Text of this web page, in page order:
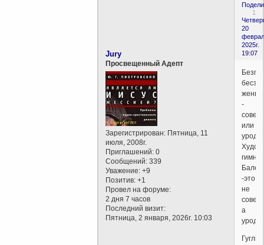
1
20
2025г.
19:07
Jury
Просвещенный Адепт
Зарегистрирован: Пятница, 11
июля, 2008г.
Приглашений: 0
Сообщений: 339
Уважение: +9
Позитив: +1
Провел на форуме:
2 дня 7 часов
Последний визит:
Пятница, 2 января, 2026г. 10:03
-
или
Балет
-это
не
а